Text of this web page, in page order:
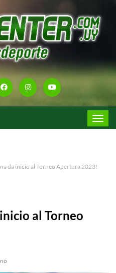
Toggle
da inicio al Torneo Apertura 2023!
al Torneo